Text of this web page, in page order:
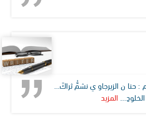
حنان الزيرجاوي نشمُّ ثراكَ…
المزيد